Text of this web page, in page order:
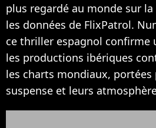
plus regardé au monde sur
les données de FlixPatrol.
ce thriller espagnol confirme
les productions ibériques
les charts mondiaux, portées
suspense et leurs